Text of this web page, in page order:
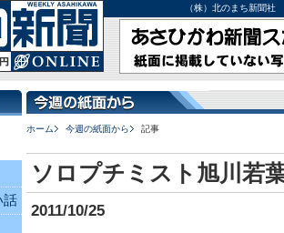
（株）北のまち新聞
ホーム 今週の紙面から 記事
ソロプチミスト旭川若
2011/10/25
話